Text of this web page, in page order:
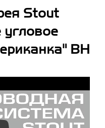
Stout
ВН